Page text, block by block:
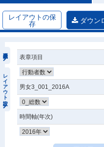
レイアウトの保
存
ダウン
レイアウト設定
表章項目
男女3_001_2016A
時間軸(年次)